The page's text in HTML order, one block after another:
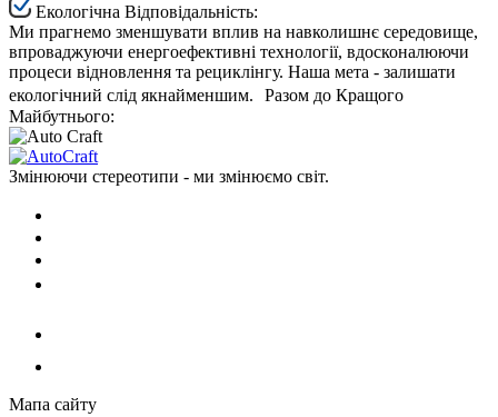
Екологічна Відповідальність:
Ми прагнемо зменшувати вплив на навколишнє середовище,
впроваджуючи енергоефективні технології, вдосконалюючи
процеси відновлення та рециклінгу. Наша мета - залишати
екологічний слід якнайменшим. Разом до Кращого
Майбутнього:
Змінюючи стереотипи - ми змінюємо світ.
Мапа сайту